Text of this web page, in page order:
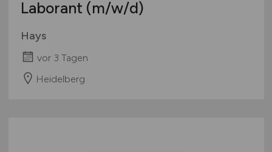
Laborant (m/w/d)
Hays
vor 3 Tagen
Heidelberg